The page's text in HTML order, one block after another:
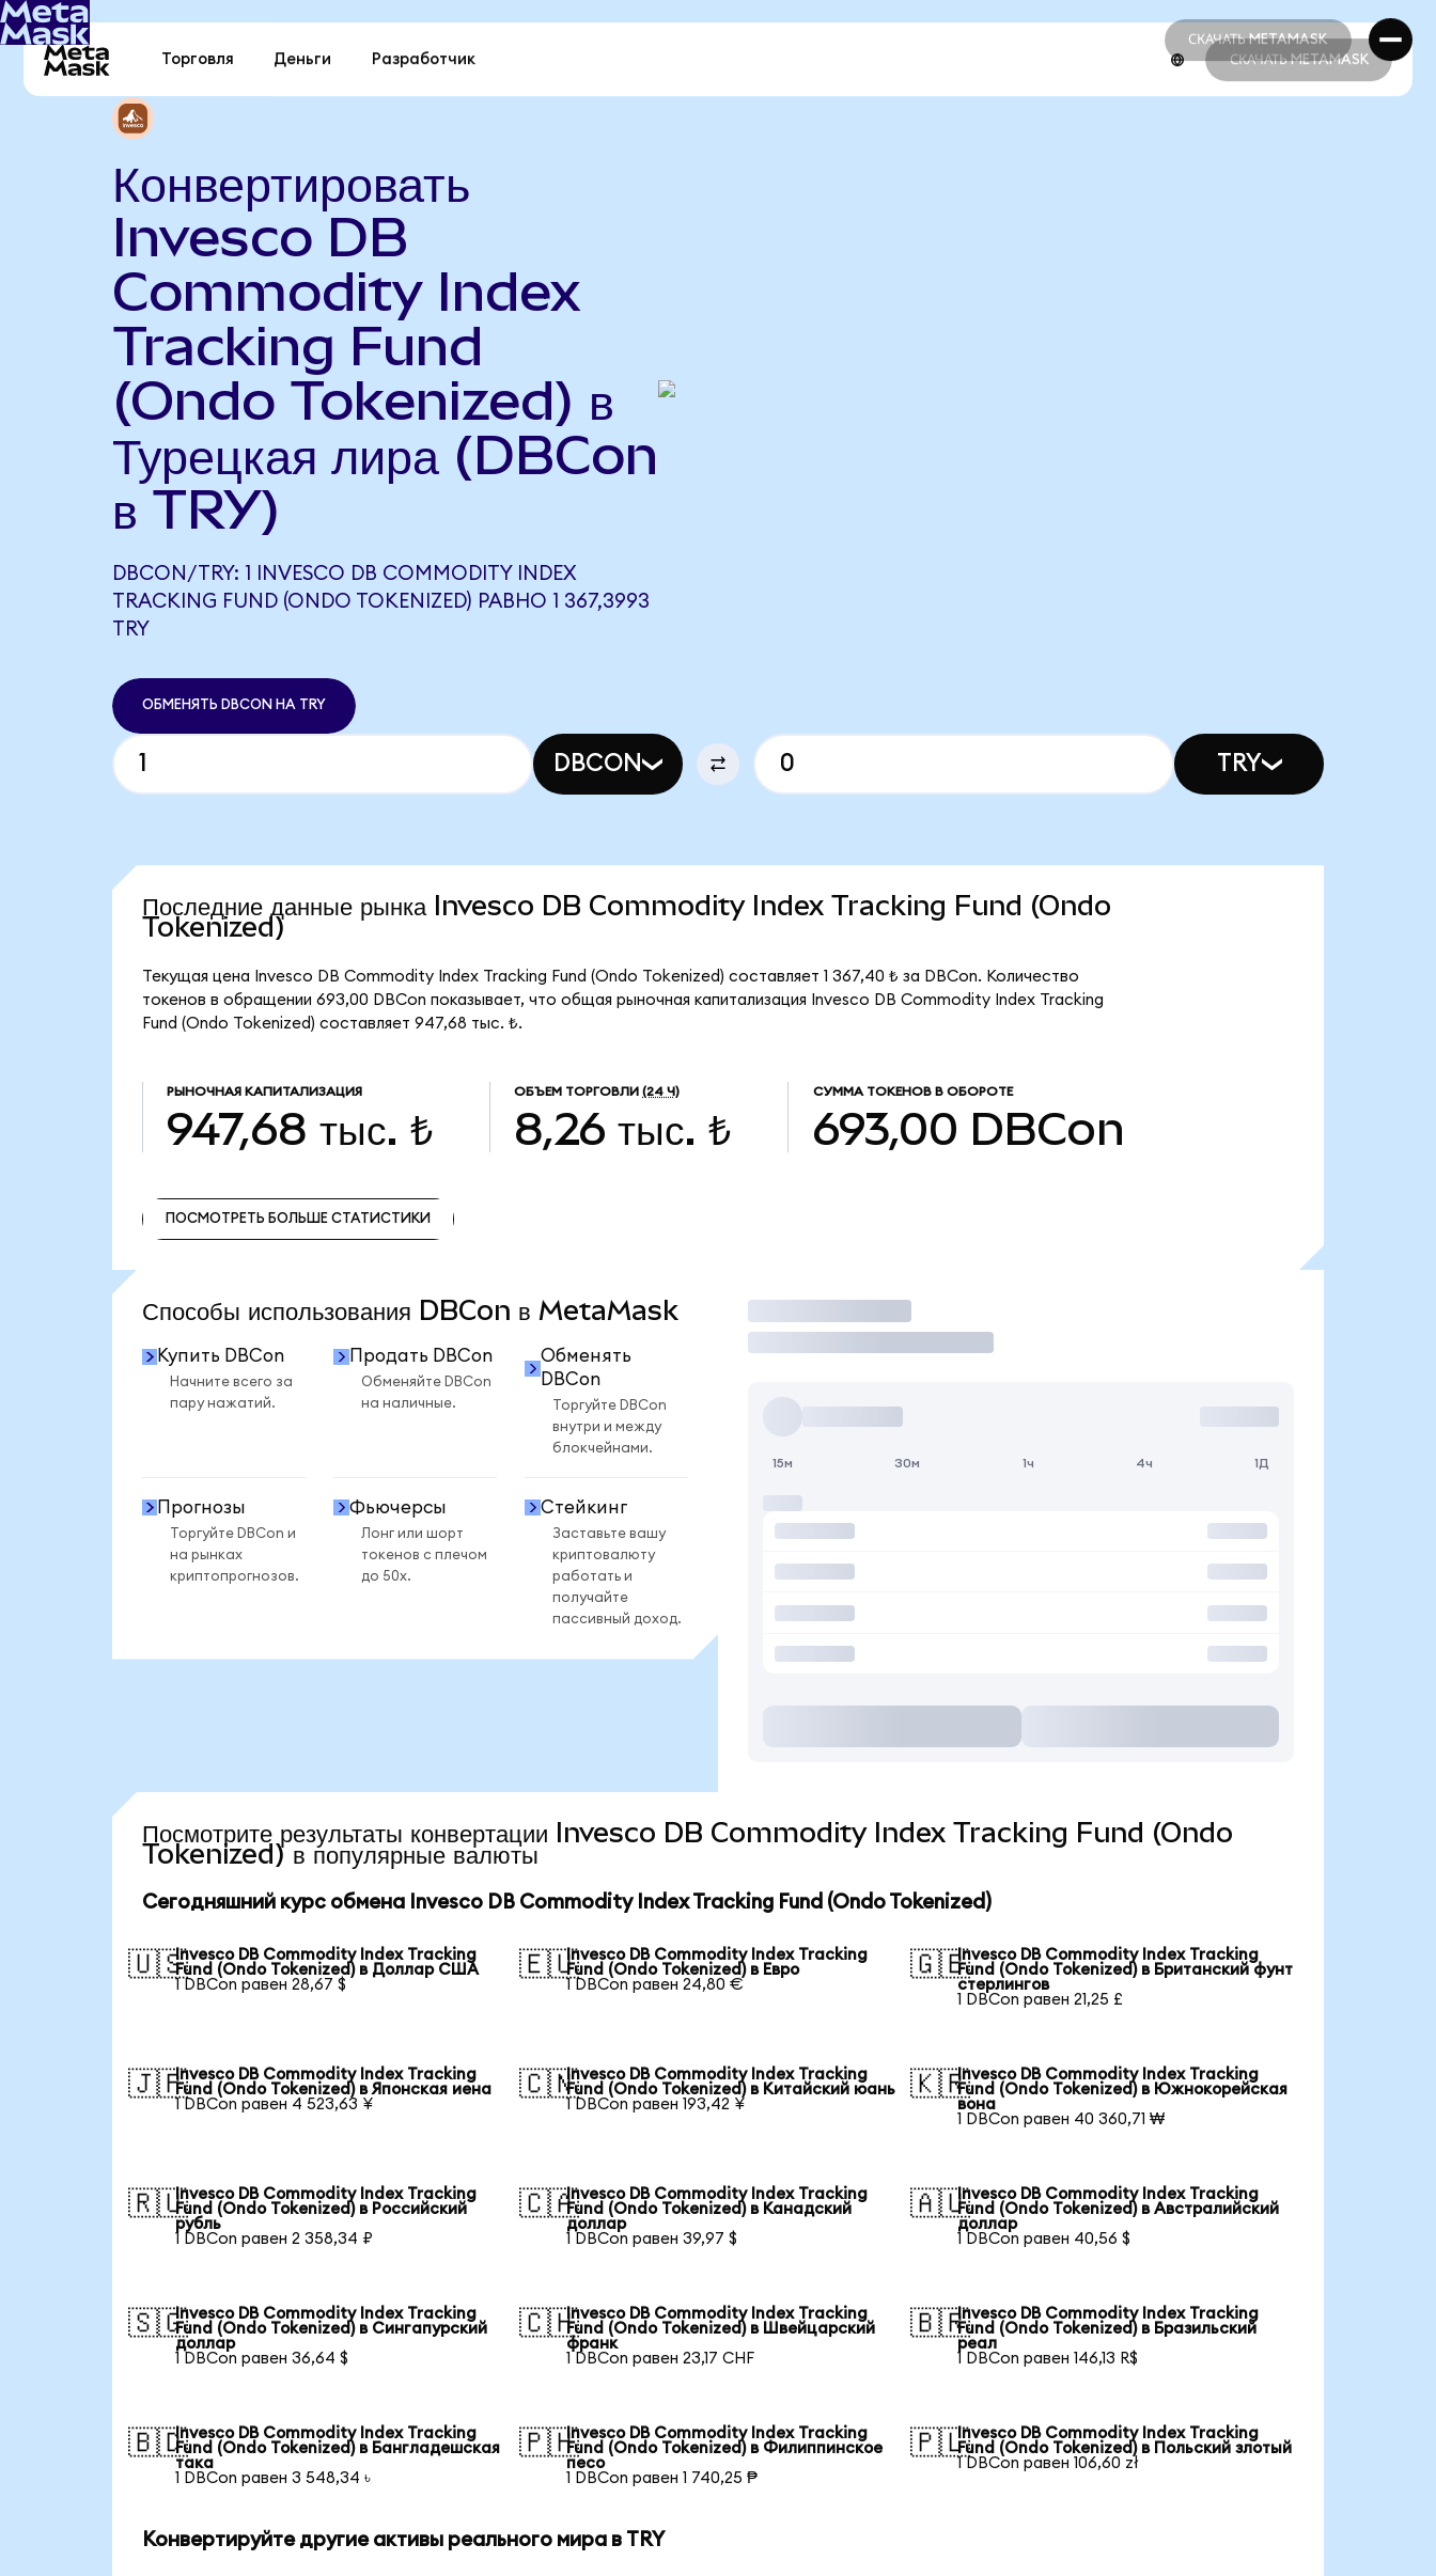
СКАЧАТЬ METAMASK
СКАЧАТЬ METAMASK
Торговля Деньги Разработчик СКАЧАТЬ METAMASK
Конвертировать
Invesco DB
Commodity Index
Tracking Fund
(Ondo Tokenized) в
Турецкая лира (DBCon
в TRY)
DBCON/TRY: 1 INVESCO DB COMMODITY INDEX
TRACKING FUND (ONDO TOKENIZED) РАВНО 1 367,3993
TRY
ОБМЕНЯТЬ DBCON НА TRY
DBCON TRY
Последние данные рынка Invesco DB Commodity Index Tracking Fund (Ondo
Tokenized)
Текущая цена Invesco DB Commodity Index Tracking Fund (Ondo Tokenized) составляет 1 367,40 ₺ за DBCon. Количество
токенов в обращении 693,00 DBCon показывает, что общая рыночная капитализация Invesco DB Commodity Index Tracking
Fund (Ondo Tokenized) составляет 947,68 тыс. ₺.
РЫНОЧНАЯ КАПИТАЛИЗАЦИЯ
947,68 тыс. ₺
ОБЪЕМ ТОРГОВЛИ (24 Ч)
8,26 тыс. ₺
СУММА ТОКЕНОВ В ОБОРОТЕ
693,00 DBCon
ПОСМОТРЕТЬ БОЛЬШЕ СТАТИСТИКИ
Способы использования DBCon в MetaMask
Купить DBCon
Начните всего за
пару нажатий.
Продать DBCon
Обменяйте DBCon
на наличные.
Обменять
DBCon
Торгуйте DBCon
внутри и между
блокчейнами.
Прогнозы
Торгуйте DBCon и
на рынках
криптопрогнозов.
Фьючерсы
Лонг или шорт
токенов с плечом
до 50x.
Стейкинг
Заставьте вашу
криптовалюту
работать и
получайте
пассивный доход.
Торговать
15м 30м 1ч 4ч 1Д
Посмотрите результаты конвертации Invesco DB Commodity Index Tracking Fund (Ondo
Tokenized) в популярные валюты
Сегодняшний курс обмена Invesco DB Commodity Index Tracking Fund (Ondo Tokenized)
🇺🇸Invesco DB Commodity Index Tracking
Fund (Ondo Tokenized) в Доллар США
1 DBCon равен 28,67 $
🇪🇺Invesco DB Commodity Index Tracking
Fund (Ondo Tokenized) в Евро
1 DBCon равен 24,80 €
🇬🇧Invesco DB Commodity Index Tracking
Fund (Ondo Tokenized) в Британский фунт
стерлингов
1 DBCon равен 21,25 £
🇯🇵Invesco DB Commodity Index Tracking
Fund (Ondo Tokenized) в Японская иена
1 DBCon равен 4 523,63 ¥
🇨🇳Invesco DB Commodity Index Tracking
Fund (Ondo Tokenized) в Китайский юань
1 DBCon равен 193,42 ¥
🇰🇷Invesco DB Commodity Index Tracking
Fund (Ondo Tokenized) в Южнокорейская
вона
1 DBCon равен 40 360,71 ₩
🇷🇺Invesco DB Commodity Index Tracking
Fund (Ondo Tokenized) в Российский
рубль
1 DBCon равен 2 358,34 ₽
🇨🇦Invesco DB Commodity Index Tracking
Fund (Ondo Tokenized) в Канадский
доллар
1 DBCon равен 39,97 $
🇦🇺Invesco DB Commodity Index Tracking
Fund (Ondo Tokenized) в Австралийский
доллар
1 DBCon равен 40,56 $
🇸🇬Invesco DB Commodity Index Tracking
Fund (Ondo Tokenized) в Сингапурский
доллар
1 DBCon равен 36,64 $
🇨🇭Invesco DB Commodity Index Tracking
Fund (Ondo Tokenized) в Швейцарский
франк
1 DBCon равен 23,17 CHF
🇧🇷Invesco DB Commodity Index Tracking
Fund (Ondo Tokenized) в Бразильский
реал
1 DBCon равен 146,13 R$
🇧🇩Invesco DB Commodity Index Tracking
Fund (Ondo Tokenized) в Бангладешская
така
1 DBCon равен 3 548,34 ৳
🇵🇭Invesco DB Commodity Index Tracking
Fund (Ondo Tokenized) в Филиппинское
песо
1 DBCon равен 1 740,25 ₱
🇵🇱Invesco DB Commodity Index Tracking
Fund (Ondo Tokenized) в Польский злотый
1 DBCon равен 106,60 zł
Конвертируйте другие активы реального мира в TRY